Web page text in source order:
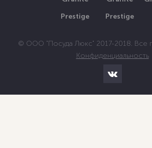
Prestige
Prestige
© ООО "Посуда Люкс" 2017-2018. Все
Конфиденциальность